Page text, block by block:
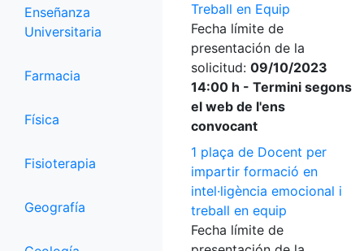
Enseñanza
Universitaria
Farmacia
Física
Fisioterapia
Geografía
Treball en Equip
Fecha límite de
presentación de la
solicitud: 09/10/2023
14:00 h - Termini segons
el web de l'ens
convocant
1 plaça de Docent per
impartir formació en
intel·ligència emocional i
treball en equip
Fecha límite de